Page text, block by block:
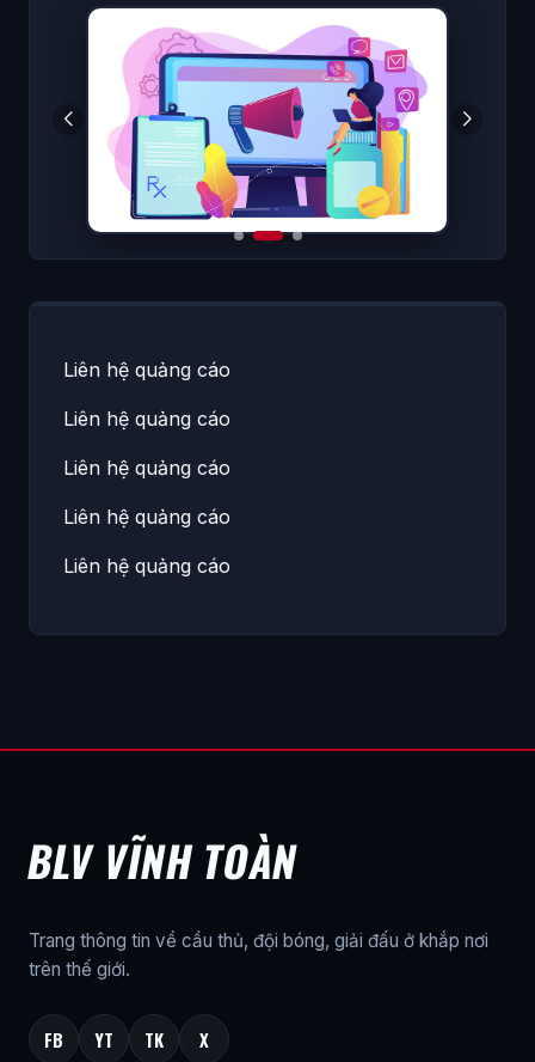
Liên hệ quảng cáo
Liên hệ quảng cáo
Liên hệ quảng cáo
Liên hệ quảng cáo
Liên hệ quảng cáo
BLV VĨNH TOÀN
Trang thông tin về cầu thủ, đội bóng, giải đấu ở khắp nơi
trên thế giới.
FB YT TK X